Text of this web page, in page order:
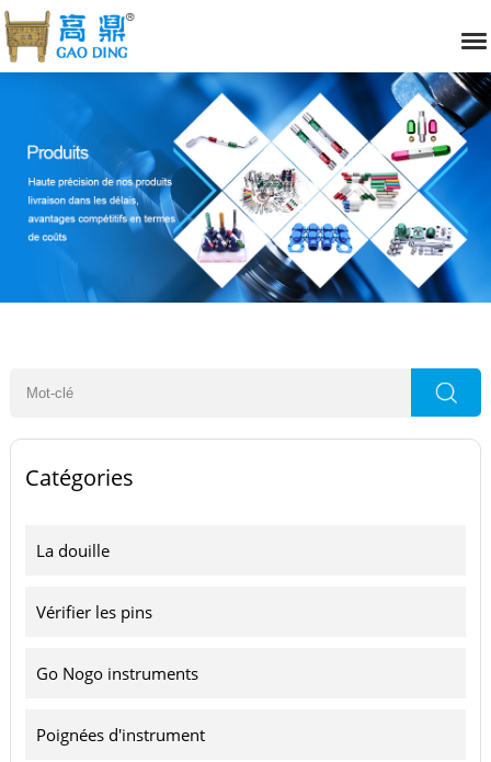
Catégories
La douille
Vérifier les pins
Go Nogo instruments
Poignées d'instrument